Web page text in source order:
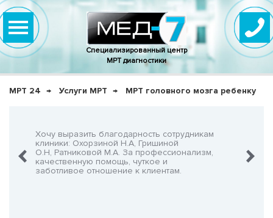
Специализированный центр
МРТ диагностики
МРТ 24 Услуги МРТ МРТ головного мозга ребенку
Хочу выразить благодарность сотрудникам
клиники: Охорзиной Н.А, Гришиной
О.Н, Ратниковой М.А. За профессионализм,
качественную помощь, чуткое и
заботливое отношение к клиентам.